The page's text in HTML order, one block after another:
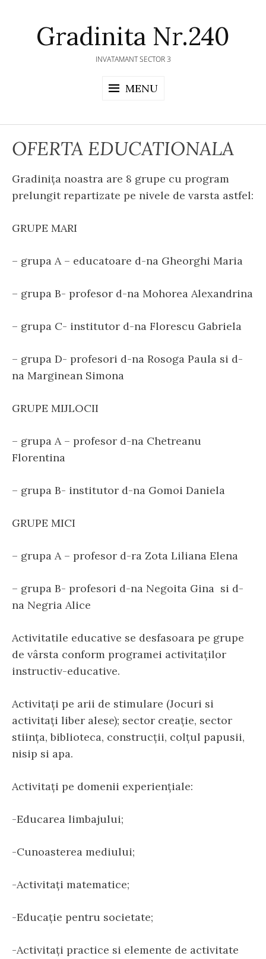
contentGradinita Nr.240
INVATAMANT SECTOR 3
MENU
OFERTA EDUCATIONALA
Gradinița noastra are 8 grupe cu program
prelungit repartizate pe nivele de varsta astfel:
GRUPE MARI
– grupa A – educatoare d-na Gheorghi Maria
– grupa B- profesor d-na Mohorea Alexandrina
– grupa C- institutor d-na Florescu Gabriela
– grupa D- profesori d-na Rosoga Paula si d-
na Marginean Simona
GRUPE MIJLOCII
– grupa A – profesor d-na Chetreanu
Florentina
– grupa B- institutor d-na Gomoi Daniela
GRUPE MICI
– grupa A – profesor d-ra Zota Liliana Elena
– grupa B- profesori d-na Negoita Gina si d-
na Negria Alice
Activitatile educative se desfasoara pe grupe
de vârsta conform programei activitaților
instructiv-educative.
Activitați pe arii de stimulare (Jocuri si
activitați liber alese); sector creație, sector
stiința, biblioteca, construcții, colțul papusii,
nisip si apa.
Activitați pe domenii experiențiale:
-Educarea limbajului;
-Cunoasterea mediului;
-Activitați matematice;
-Educație pentru societate;
-Activitați practice si elemente de activitate